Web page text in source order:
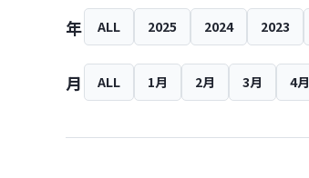
年 ALL 2025 2024 2023
月 ALL 1月 2月 3月 4月